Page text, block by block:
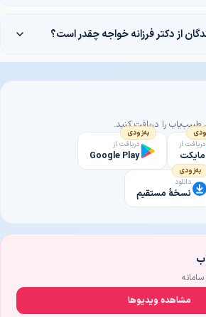
از دکتر فرزانه خواجه چقدر است؟
را دریافت کنید.
دریافت از
مایکت
به‌زودی
دریافت از
Google Play
به‌زودی
دانلود
نسخهٔ مستقیم
مشاهده ویدیوها